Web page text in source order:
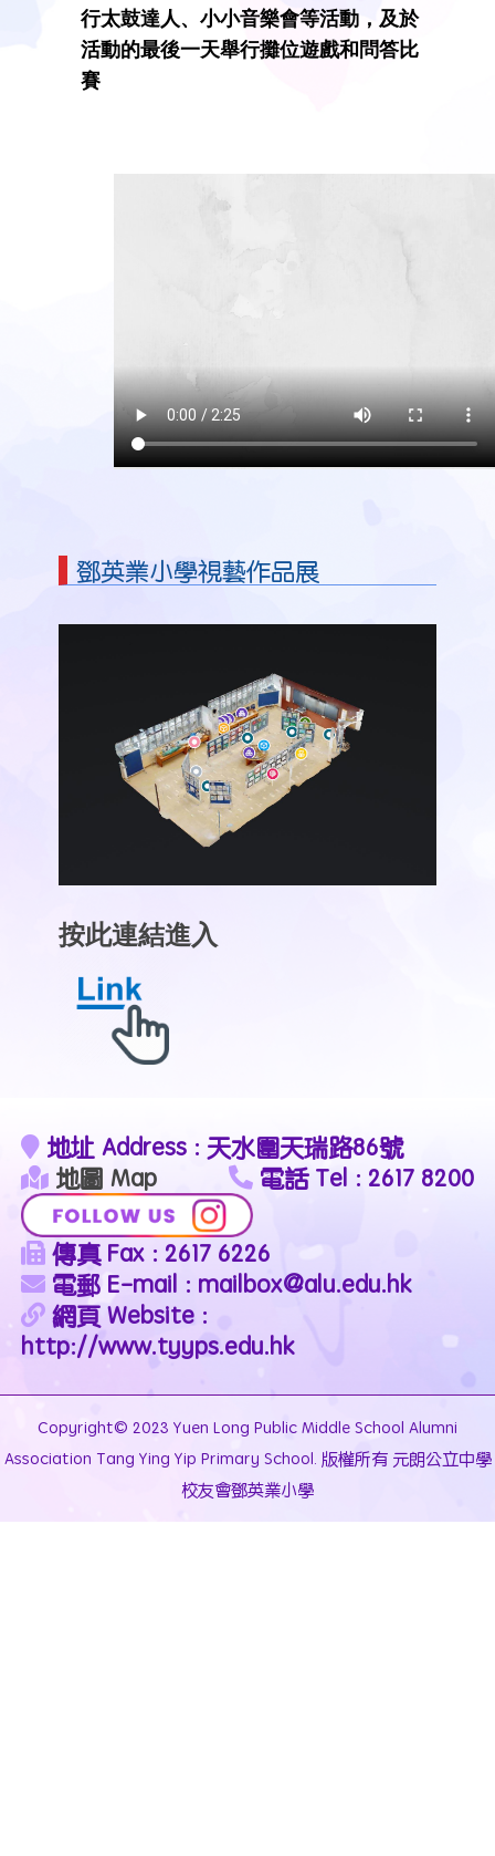
行太鼓達人、 小小音樂會等活動，及於
活動的最後一天舉行攤位遊戲和問答比
賽
鄧英業小學視藝作品展
按此連結進入
地址 Address : 天水圍天瑞路86號
地圖 Map
電話 Tel : 2617 8200
傳真 Fax : 2617 6226
電郵 E-mail : mailbox@alu.edu.hk
網頁 Website :
http://www.tyyps.edu.hk
Copyright© 2023 Yuen Long Public Middle School Alumni
Association Tang Ying Yip Primary School. 版權所有 元朗公立中學
校友會鄧英業小學